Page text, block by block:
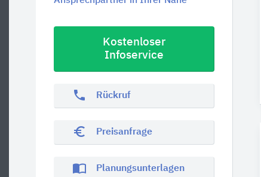
Kostenloser
Infoservice
phone Rückruf
euro_symbol Preisanfrage
import_contacts Planungsunterlagen